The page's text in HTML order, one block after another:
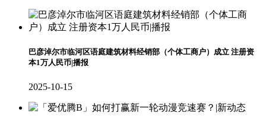
巴彦淖尔市临河区语庭建筑材料经销部（个体工商户）成立 注册资
本1万人民币|播报
2025-10-15